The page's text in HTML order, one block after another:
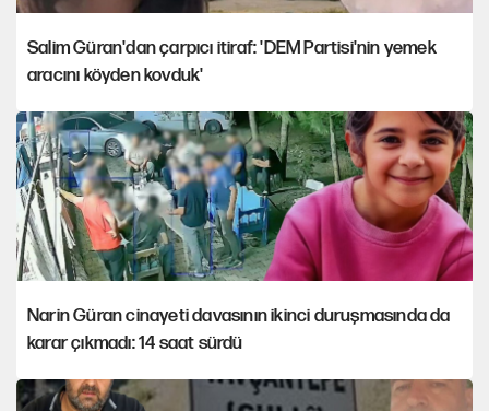
Salim Güran'dan çarpıcı itiraf: 'DEM Partisi'nin yemek
aracını köyden kovduk'
Narin Güran cinayeti davasının ikinci duruşmasında da
karar çıkmadı: 14 saat sürdü